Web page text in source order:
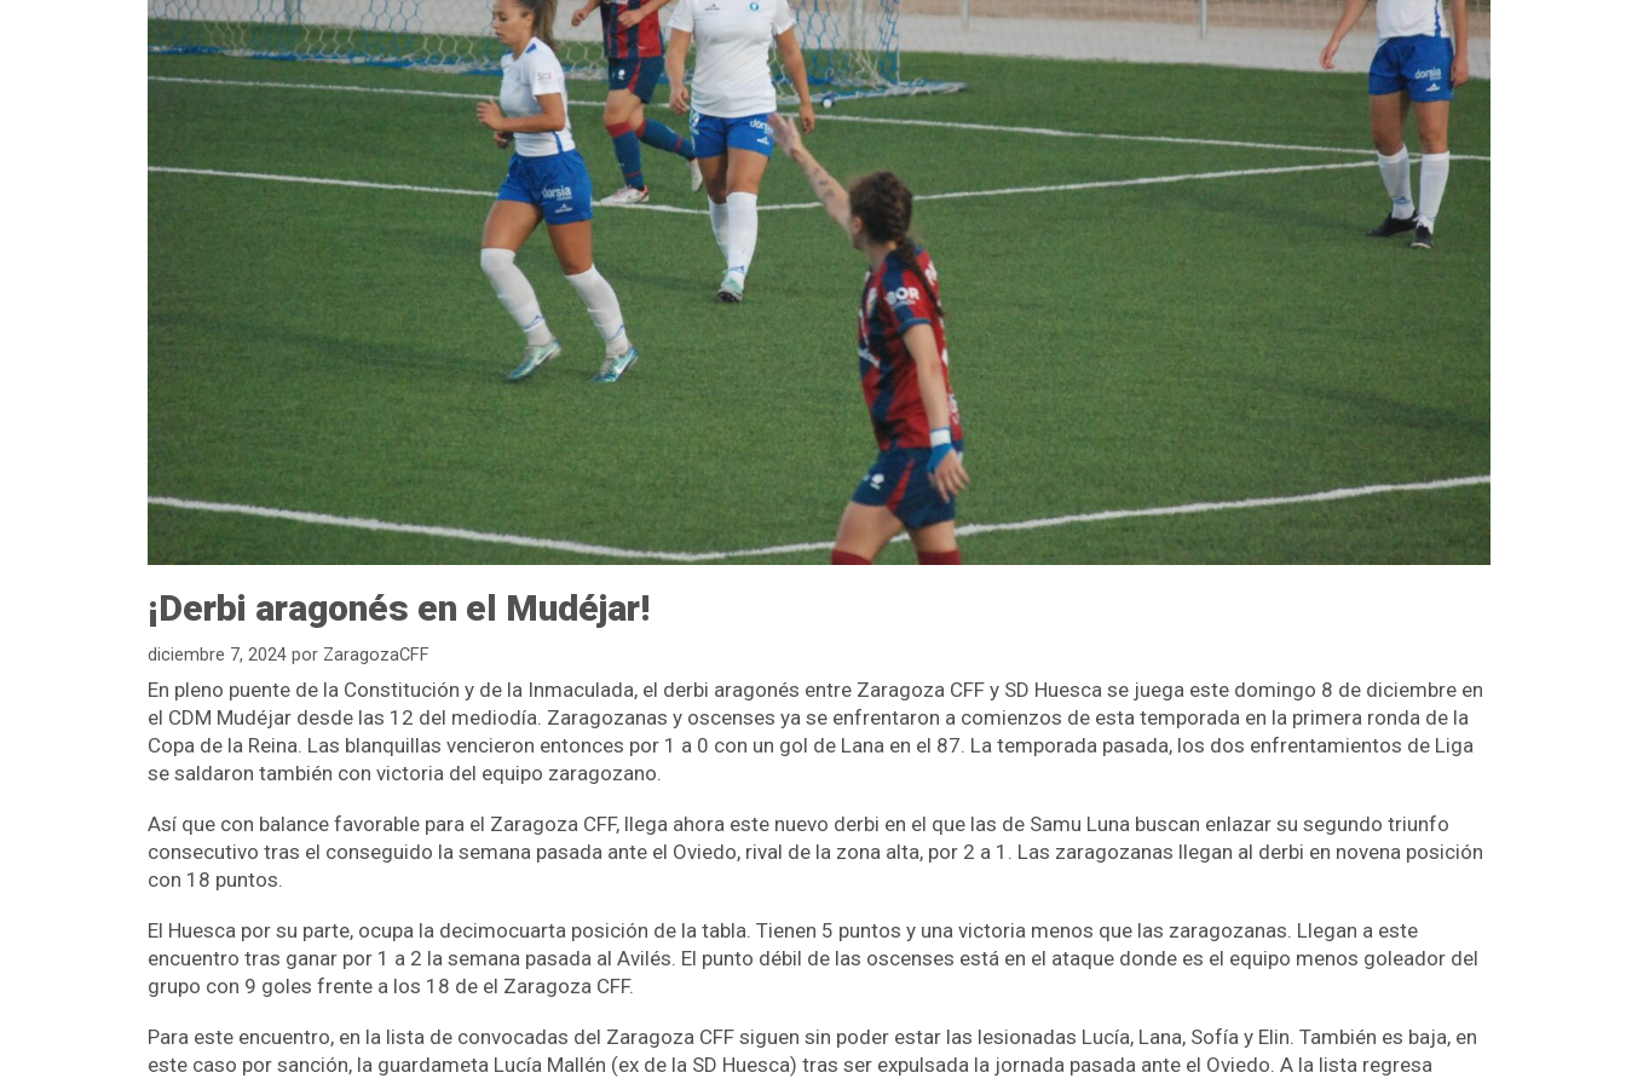
¡Derbi aragonés en el Mudéjar!
diciembre 7, 2024 por ZaragozaCFF
En pleno puente de la Constitución y de la Inmaculada, el derbi aragonés entre Zaragoza CFF y SD Huesca se juega este domingo 8 de diciembre en
el CDM Mudéjar desde las 12 del mediodía. Zaragozanas y oscenses ya se enfrentaron a comienzos de esta temporada en la primera ronda de la
Copa de la Reina. Las blanquillas vencieron entonces por 1 a 0 con un gol de Lana en el 87. La temporada pasada, los dos enfrentamientos de Liga
se saldaron también con victoria del equipo zaragozano.
Así que con balance favorable para el Zaragoza CFF, llega ahora este nuevo derbi en el que las de Samu Luna buscan enlazar su segundo triunfo
consecutivo tras el conseguido la semana pasada ante el Oviedo, rival de la zona alta, por 2 a 1. Las zaragozanas llegan al derbi en novena posición
con 18 puntos.
El Huesca por su parte, ocupa la decimocuarta posición de la tabla. Tienen 5 puntos y una victoria menos que las zaragozanas. Llegan a este
encuentro tras ganar por 1 a 2 la semana pasada al Avilés. El punto débil de las oscenses está en el ataque donde es el equipo menos goleador del
grupo con 9 goles frente a los 18 de el Zaragoza CFF.
Para este encuentro, en la lista de convocadas del Zaragoza CFF siguen sin poder estar las lesionadas Lucía, Lana, Sofía y Elin. También es baja, en
este caso por sanción, la guardameta Lucía Mallén (ex de la SD Huesca) tras ser expulsada la jornada pasada ante el Oviedo. A la lista regresa